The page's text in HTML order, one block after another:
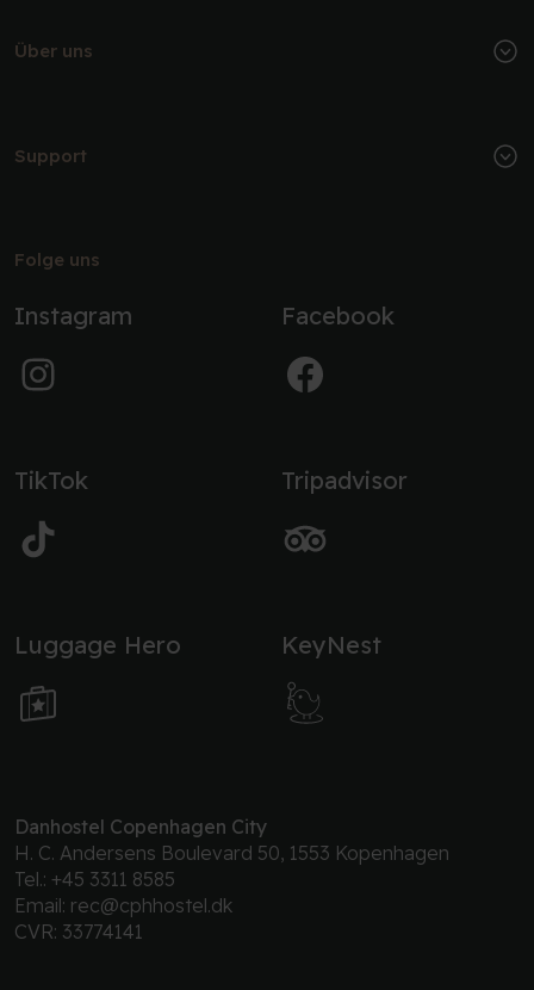
Über uns
Support
Folge uns
Instagram Facebook
TikTok Tripadvisor
Luggage Hero KeyNest
Danhostel Copenhagen City
H. C. Andersens Boulevard 50, 1553 Kopenhagen
Tel.: +45 3311 8585
Email: rec@cphhostel.dk
CVR: 33774141